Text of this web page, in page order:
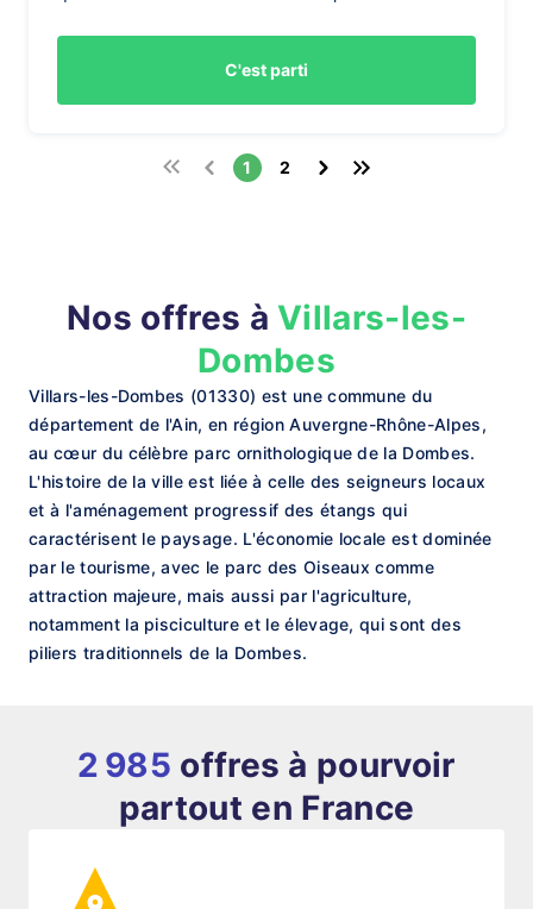
C'est parti
1 2
Nos offres à Villars-les-
Dombes
Villars-les-Dombes (01330) est une commune du
département de l'Ain, en région Auvergne-Rhône-Alpes,
au cœur du célèbre parc ornithologique de la Dombes.
L'histoire de la ville est liée à celle des seigneurs locaux
et à l'aménagement progressif des étangs qui
caractérisent le paysage. L'économie locale est dominée
par le tourisme, avec le parc des Oiseaux comme
attraction majeure, mais aussi par l'agriculture,
notamment la pisciculture et le élevage, qui sont des
piliers traditionnels de la Dombes.
2 985 offres à pourvoir
partout en France